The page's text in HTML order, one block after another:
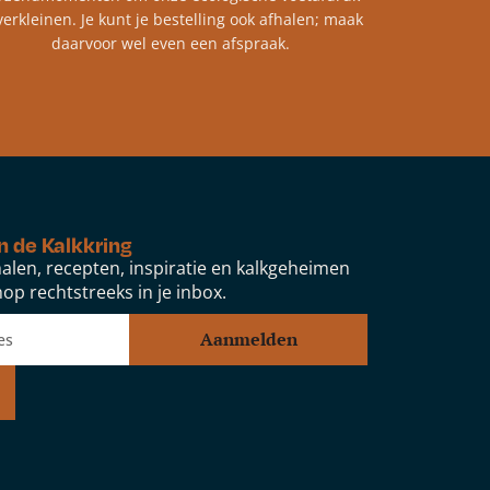
Je kunt je bestelling ook afhalen; maak
daarvoor wel even een afspraak.
de Kalkkring
recepten, inspiratie en kalkgeheimen
rechtstreeks in je inbox.
Aanmelden